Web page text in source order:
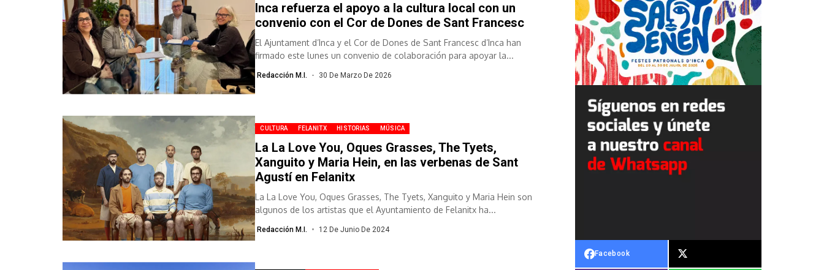
Inca refuerza el apoyo a la cultura local con un
convenio con el Cor de Dones de Sant Francesc
El Ajuntament d’Inca y el Cor de Dones de Sant Francesc d’Inca han
firmado este lunes un convenio de colaboración para apoyar la...
Redacción M.I. 30 De Marzo De 2026
CULTURA FELANITX HISTORIAS MÚSICA
La La Love You, Oques Grasses, The Tyets,
Xanguito y Maria Hein, en las verbenas de Sant
Agustí en Felanitx
La La Love You, Oques Grasses, The Tyets, Xanguito y Maria Hein son
algunos de los artistas que el Ayuntamiento de Felanitx ha...
Redacción M.I. 12 De Junio De 2024
Facebook